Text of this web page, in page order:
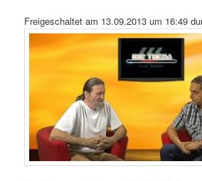
Frei­ge­schal­tet am 13.09.2013 um 16:49